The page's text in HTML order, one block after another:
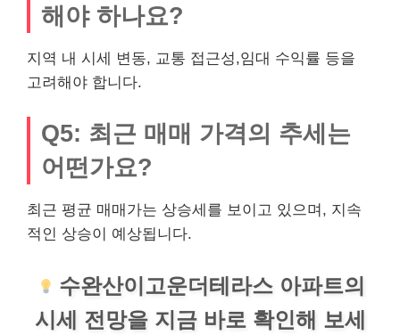
해야 하나요?
지역 내 시세 변동, 교통 접근성,임대 수익률 등을
고려해야 합니다.
Q5: 최근 매매 가격의 추세는
어떤가요?
최근 평균 매매가는 상승세를 보이고 있으며, 지속
적인 상승이 예상됩니다.
수완산이고운더테라스 아파트의
시세 전망을 지금 바로 확인해 보세